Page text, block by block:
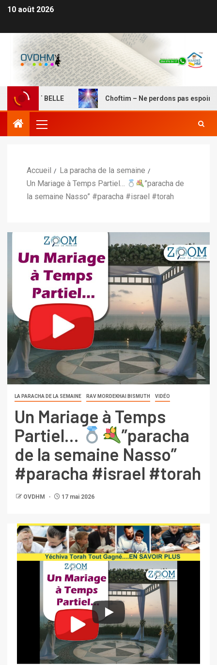
10 août 2026
BELLE Choftim – Ne perdons pas espoir, la
Accueil
La paracha de la semaine
Un Mariage à Temps Partiel…
”paracha de
la semaine Nasso” #paracha #israel #torah
LA PARACHA DE LA SEMAINE RAV MORDEKHAI BISMUTH VIDÉO
Un Mariage à Temps
Partiel…
”paracha
de la semaine Nasso”
#paracha #israel #torah
OVDHM 17 mai 2026